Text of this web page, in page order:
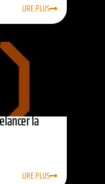
LIRE PLUS
la
LIRE PLUS